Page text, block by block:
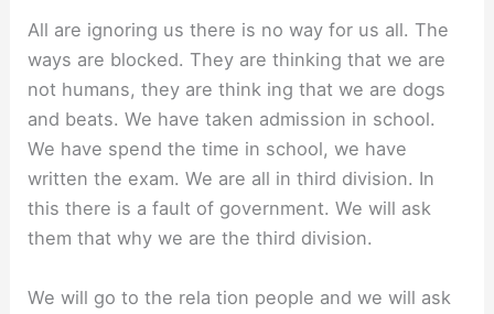
All are ignoring us there is no way for us all. The
ways are blocked. They are thinking that we are
not humans, they are think ing that we are dogs
and beats. We have taken admission in school.
We have spend the time in school, we have
written the exam. We are all in third division. In
this there is a fault of government. We will ask
them that why we are the third division.
We will go to the rela tion people and we will ask